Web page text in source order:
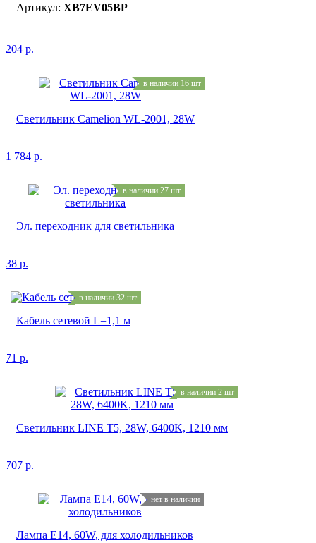
Артикул: XB7EV05BP
204 р.
в наличии 16 шт
Светильник Camelion WL-2001, 28W
1 784 р.
в наличии 27 шт
Эл. переходник для светильника
38 р.
в наличии 32 шт
Кабель сетевой L=1,1 м
71 р.
в наличии 2 шт
Светильник LINE T5, 28W, 6400K, 1210 мм
707 р.
нет в наличии
Лампа E14, 60W, для холодильников